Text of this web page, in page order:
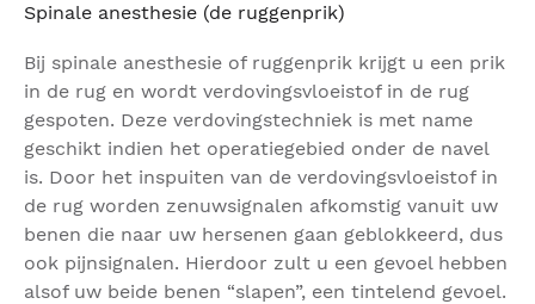
Spinale anesthesie (de ruggenprik)
Bij spinale anesthesie of ruggenprik krijgt u een prik
in de rug en wordt verdovingsvloeistof in de rug
gespoten. Deze verdovingstechniek is met name
geschikt indien het operatiegebied onder de navel
is. Door het inspuiten van de verdovingsvloeistof in
de rug worden zenuwsignalen afkomstig vanuit uw
benen die naar uw hersenen gaan geblokkeerd, dus
ook pijnsignalen. Hierdoor zult u een gevoel hebben
alsof uw beide benen “slapen”, een tintelend gevoel.